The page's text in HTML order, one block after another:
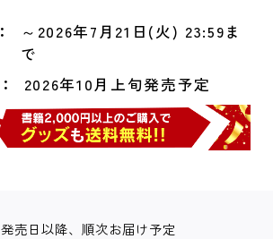
～2026年7月21日(火) 23:59ま
で
2026年10月上旬発売予定
発売日以降、順次お届け予定